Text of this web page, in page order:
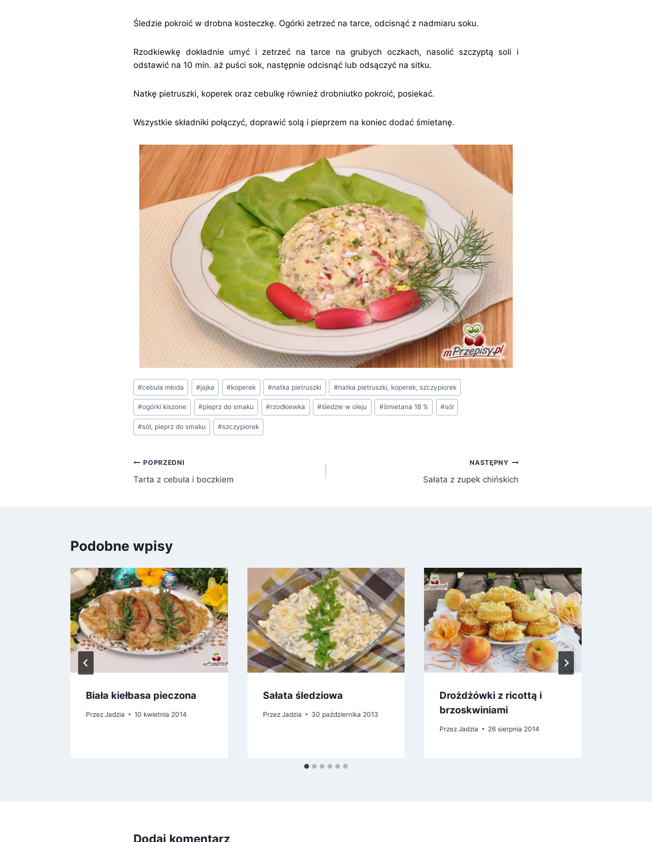
Śledzie pokroić w drobna kosteczkę. Ogórki zetrzeć na tarce, odcisnąć z nadmiaru soku.
Rzodkiewkę dokładnie umyć i zetrzeć na tarce na grubych oczkach, nasolić szczyptą soli i
odstawić na 10 min. aż puści sok, następnie odcisnąć lub odsączyć na sitku.
Natkę pietruszki, koperek oraz cebulkę również drobniutko pokroić, posiekać.
Wszystkie składniki połączyć, doprawić solą i pieprzem na koniec dodać śmietanę.
Tagi
wpisu:
#cebula młoda #jajka #koperek #natka pietruszki #natka pietruszki, koperek, szczypiorek
#ogórki kiszone #pieprz do smaku #rzodkiewka #śledzie w oleju #śmietana 18 % #sól
#sól, pieprz do smaku #szczypiorek
Nawigacja
wpisu
POPRZEDNI
Tarta z cebula i boczkiem
NASTĘPNY
Sałata z zupek chińskich
Podobne wpisy
Biała kiełbasa pieczona
PrzezJadzia 10 kwietnia 2014
Sałata śledziowa
Przez Jadzia 30 października 2013
Drożdżówki z ricottą i
brzoskwiniami
Przez Jadzia 26 sierpnia 2014
Dodaj komentarz